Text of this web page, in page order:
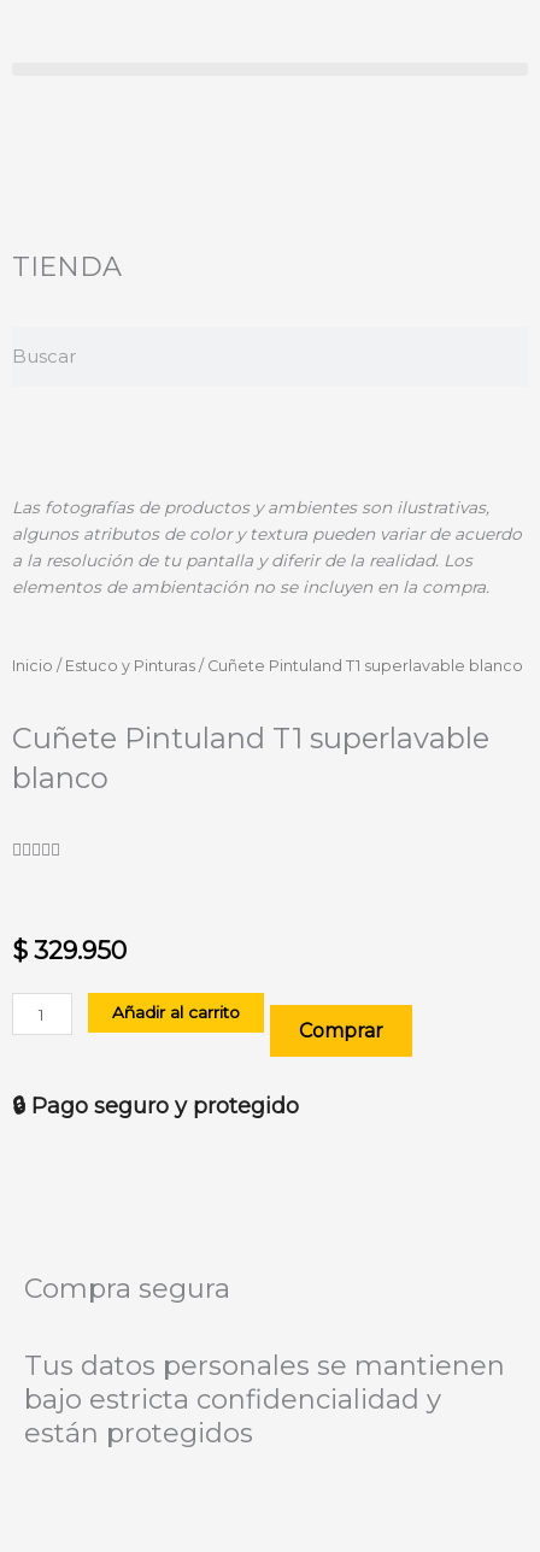
TIENDA
Las fotografías de productos y ambientes son ilustrativas,
algunos atributos de color y textura pueden variar de acuerdo
a la resolución de tu pantalla y diferir de la realidad. Los
elementos de ambientación no se incluyen en la compra.
Inicio / Estuco y Pinturas / Cuñete Pintuland T1 superlavable blanco
Cuñete Pintuland T1 superlavable
blanco

5
$ 329.950
Cuñete
Pintuland
blanco
Añadir al carrito
Comprar
🔒 Pago seguro y protegido
Compra segura
Tus datos personales se mantienen
bajo estricta confidencialidad y
están protegidos